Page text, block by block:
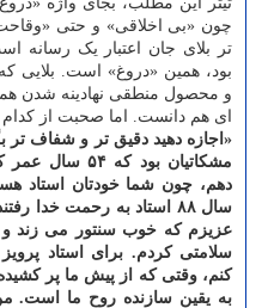
چون «بی اخلاقی» و حتی
تر بلای جان اعتبار یک رسانه
بود، همین «دروغ» است. بلایی
و محصول منطقی نهادینه شدن
ای هم دانست. اما صحبت از
«اجازه دهید دقیق تر و شفاف تر
مشکاتیان بود
دهم، چون شما خودتان استاد
سال ۸۸ استاد به رحمت خدا
عزیزم که خوب سنتور می زند و
سلامتی کردم. برای استاد
کنم، وقتی که از پیش ما پر کشیده
به یقین سازنده روح ما است.